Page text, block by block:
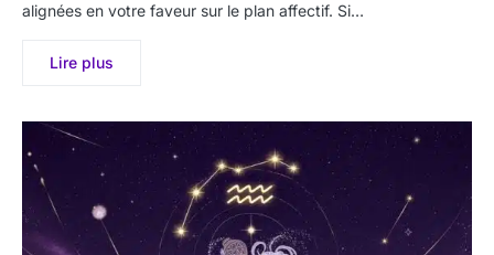
alignées en votre faveur sur le plan affectif. Si…
Lire plus